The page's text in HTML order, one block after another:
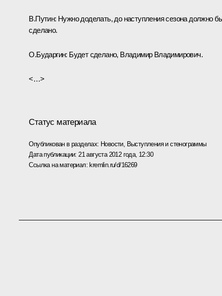
В.Путин: Нужно доделать, до наступления сезона должно
сделано.
О.Бударгин: Будет сделано, Владимир Владимирович.
<…>
Статус материала
Опубликован в разделах: Новости, Выступления и стенограммы
Дата публикации: 21 августа 2012 года, 12:30
Ссылка на материал: kremlin.ru/d/16269